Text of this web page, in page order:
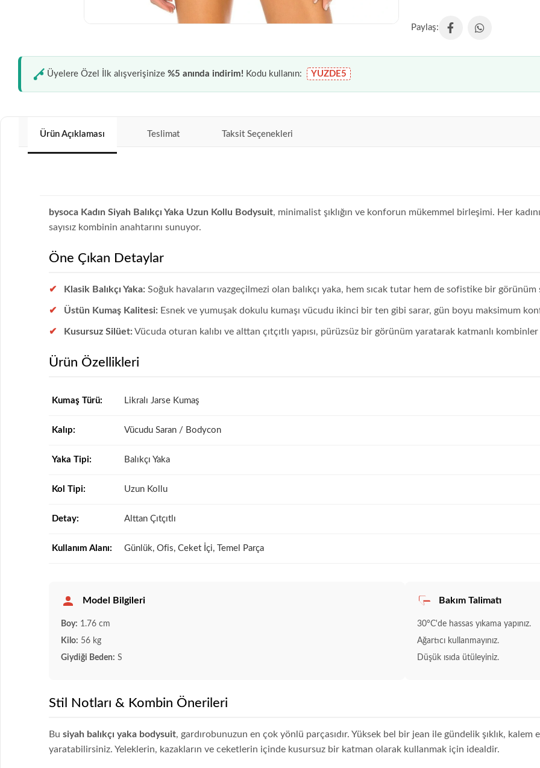
Üyelere Özel İlk alışverişinize%5 anında indirim! Kodu kullanın: YUZDE5
Ürün Açıklaması Teslimat Taksit Seçenekleri
bysoca Kadın Siyah Balıkçı Yaka Uzun Kollu Bodysuit, minimalist şıklığın ve konforun mükemmel birleşimi. Her
sayısız kombinin anahtarını sunuyor.
Öne Çıkan Detaylar
Klasik Balıkçı Yaka: Soğuk havaların vazgeçilmezi olan balıkçı yaka, hem sıcak tutar hem de sofistike bir görünüm
Üstün Kumaş Kalitesi: Esnek ve yumuşak dokulu kumaşı vücudu ikinci bir ten gibi sarar, gün boyu maksimum
Kusursuz Silüet: Vücuda oturan kalıbı ve alttan çıtçıtlı yapısı, pürüzsüz bir görünüm yaratarak katmanlı
Ürün Özellikleri
Kumaş Türü: Likralı Jarse Kumaş
Kalıp: Vücudu Saran / Bodycon
Yaka Tipi: Balıkçı Yaka
Kol Tipi: Uzun Kollu
Detay: Alttan Çıtçıtlı
Kullanım Alanı: Günlük, Ofis, Ceket İçi, Temel Parça
Model Bilgileri
Boy: 1.76 cm
Kilo: 56 kg
Giydiği Beden: S
Bakım Talimatı
30°C'de hassas yıkama yapınız.
Ağartıcı kullanmayınız.
Düşük ısıda ütüleyiniz.
Stil Notları & Kombin Önerileri
Busiyah balıkçı yaka bodysuit, gardırobunuzun en çok yönlü parçasıdır. Yüksek bel bir jean ile gündelik şıklık,
yaratabilirsiniz. Yeleklerin, kazakların ve ceketlerin içinde kusursuz bir katman olarak kullanmak için idealdir.